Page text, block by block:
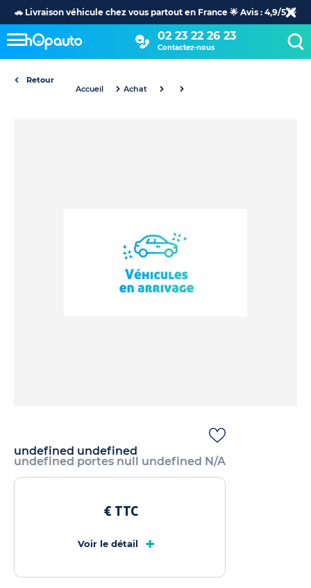
🚗 Livraison véhicule chez vous partout en France 🌟 Avis : 4,9/5 🌟
02 23 22 26 23
Contactez-nous
Retour
Accueil
Achat
undefined undefined
undefined portes null undefined N/A
€ TTC
Voir le détail +